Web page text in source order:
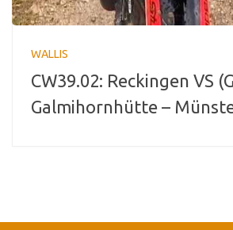
WALLIS
CW39.02: Reckingen VS
Galmihornhütte –